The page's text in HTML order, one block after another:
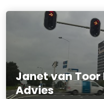
Janet van
Advies